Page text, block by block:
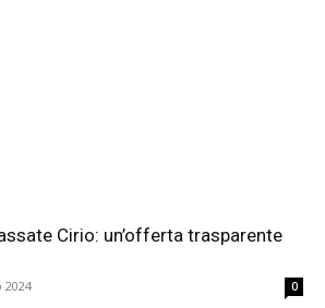
Cirio: un’offerta trasparente
2024 0